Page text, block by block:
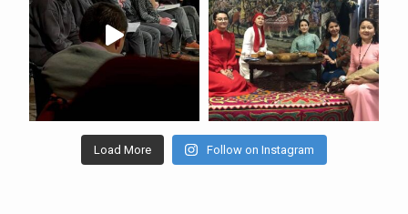
Load More Follow on Instagram